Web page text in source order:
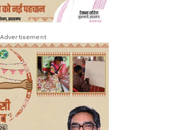
Advertisement